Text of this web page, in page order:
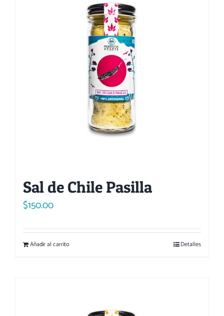
Sal de Chile Pasilla
$150.00
Añadir al carrito Detalles